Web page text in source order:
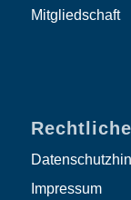
Mitgliedschaft
Impressum